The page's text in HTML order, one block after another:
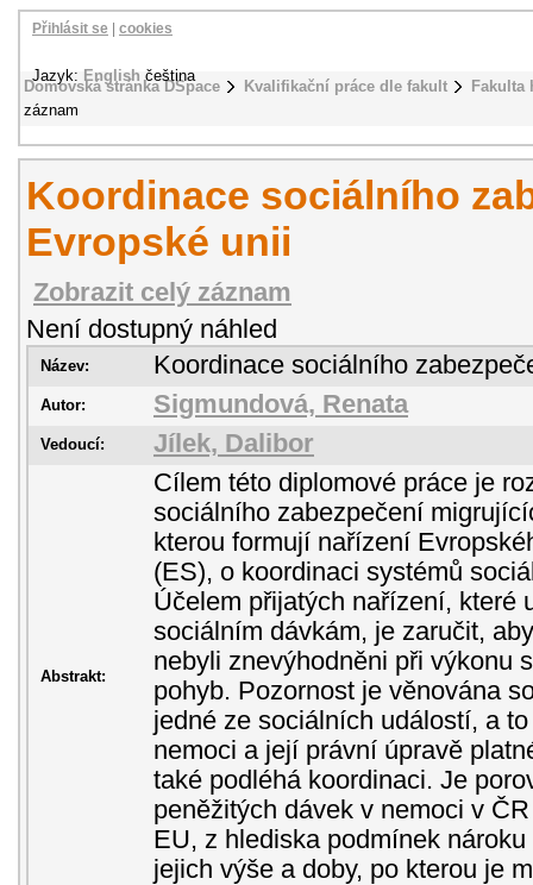
Domovská stránka DSpace Kvalifikační práce dle fakult
záznam
Přihlásit se cookies
Jazyk: English čeština
Koordinace sociálního
Evropské unii
Zobrazit celý záznam
Není dostupný náhled
Název: Koordinace sociálního
Autor: Sigmundová, Renata
Vedoucí: Jílek, Dalibor
Abstrakt:
Cílem této diplomové práce je
sociálního zabezpečení
kterou formují nařízení
(ES), o koordinaci systémů
Účelem přijatých nařízení, které
sociálním dávkám, je zaručit,
nebyli znevýhodněni při výkonu
pohyb. Pozornost je věnována
jedné ze sociálních událostí, a
nemoci a její právní úpravě
také podléhá koordinaci. Je
peněžitých dávek v nemoci v
EU, z hlediska podmínek
jejich výše a doby, po kterou je